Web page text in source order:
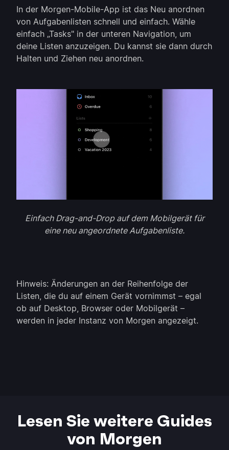
In der Morgen-Mobile-App ist das Neu anordnen
von Aufgabenlisten schnell und einfach. Wähle
einfach „Tasks" in der unteren Navigation, um
deine Listen anzuzeigen. Du kannst sie dann durch
Halten und Ziehen neu anordnen.
Einfach Drag-and-Drop auf dem Mobilgerät für
eine neu angeordnete Aufgabenliste.
Hinweis: Änderungen an der Reihenfolge der
Listen, die du auf einem Gerät vornimmst – egal
ob auf Desktop, Browser oder Mobilgerät –
werden in jeder Instanz von Morgen angezeigt.
Lesen Sie weitere Guides
von Morgen